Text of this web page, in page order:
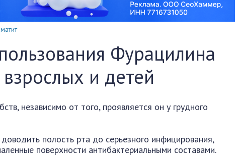
Фурацилина
и детей
независимо от того, проявляется он у грудного
полость рта до серьезного инфицирования,
поверхности антибактериальными составами.